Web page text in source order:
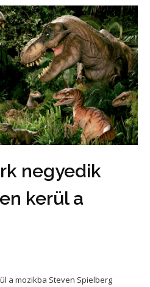
negyedik
kerül a
a mozikba Steven Spielberg